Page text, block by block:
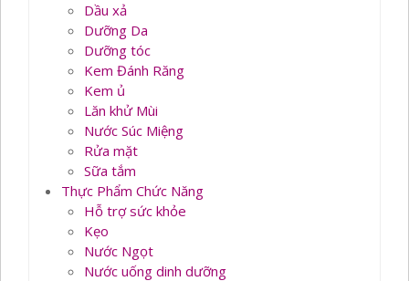
Dầu xả
Dưỡng Da
Dưỡng tóc
Kem Đánh Răng
Kem ủ
Lăn khử Mùi
Nước Súc Miệng
Rửa mặt
Sữa tắm
Thực Phẩm Chức Năng
Hỗ trợ sức khỏe
Kẹo
Nước Ngọt
Nước uống dinh dưỡng